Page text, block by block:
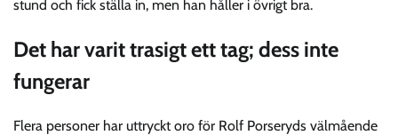
stund och fick ställa in, men han håller i övrigt bra.
Det har varit trasigt ett tag; dess inte
fungerar
Flera personer har uttryckt oro för Rolf Porseryds välmående